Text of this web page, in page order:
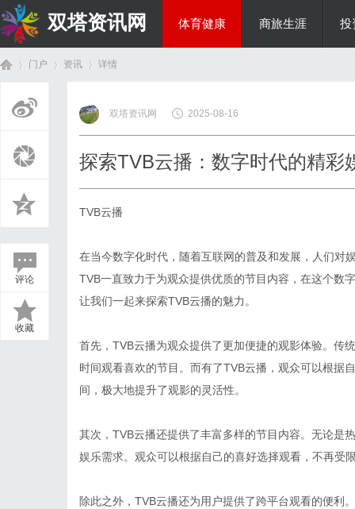
双塔资讯网 体育健康 商旅生涯 投
门户 资讯
›
详情
评论
收藏
双塔资讯网 2025-08-16
探索TVB云播：数字时代的精彩
TVB云播
在当今数字化时代，随着互联网的普及和发展，人们对
TVB一直致力于为观众提供优质的节目内容，在这个数
让我们一起来探索TVB云播的魅力。
首先，TVB云播为观众提供了更加便捷的观影体验。传
时间观看喜欢的节目。而有了TVB云播，观众可以根据
间，极大地提升了观影的灵活性。
其次，TVB云播还提供了丰富多样的节目内容。无论是
娱乐需求。观众可以根据自己的喜好选择观看，不再受
除此之外，TVB云播还为用户提供了跨平台观看的便利